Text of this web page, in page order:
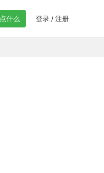
什么 登录 / 注册